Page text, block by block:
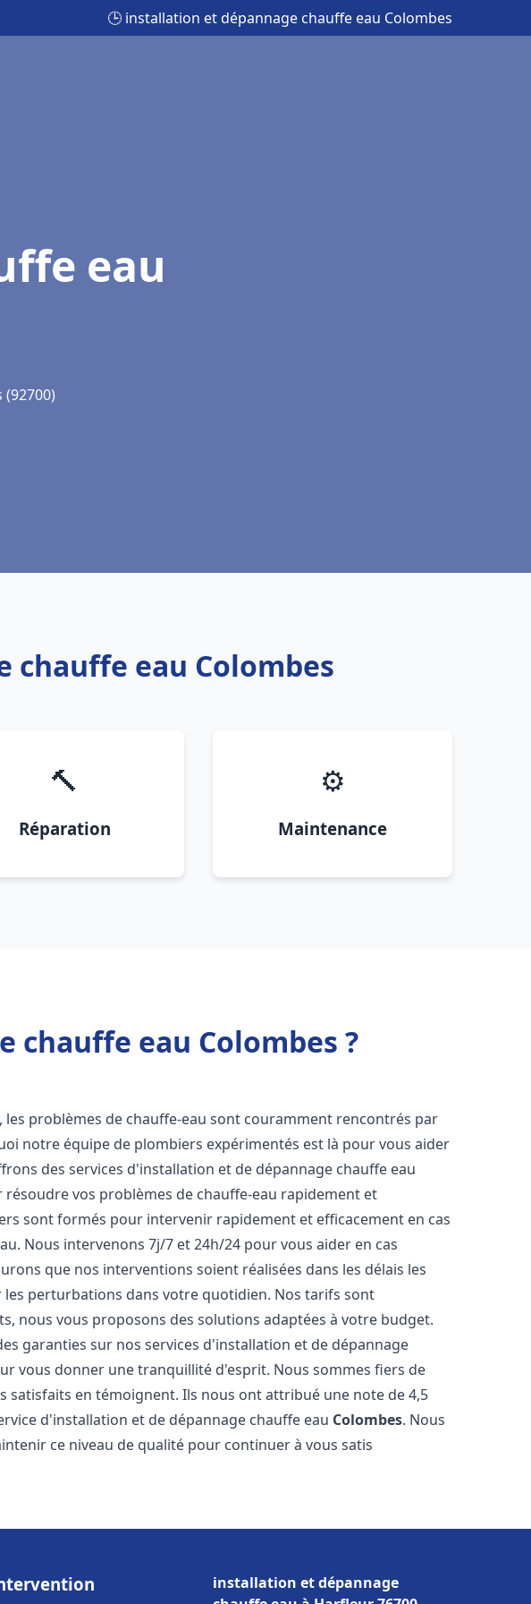
🕒 installation et dépannage chauffe eau Colombes
eau
chauffe eau Colombes
🔨
Réparation
⚙️
Maintenance
eau Colombes ?
, les problèmes de chauffe-eau sont couramment rencontrés par
notre équipe de plombiers expérimentés est là pour vous aider
des services d'installation et de dépannage chauffe eau
résoudre vos problèmes de chauffe-eau rapidement et
sont formés pour intervenir rapidement et efficacement en cas
Nous intervenons 7j/7 et 24h/24 pour vous aider en cas
que nos interventions soient réalisées dans les délais les
perturbations dans votre quotidien. Nos tarifs sont
nous vous proposons des solutions adaptées à votre budget.
garanties sur nos services d'installation et de dépannage
vous donner une tranquillité d'esprit. Nous sommes fiers de
satisfaits en témoignent. Ils nous ont attribué une note de 4,5
d'installation et de dépannage chauffe eau Colombes. Nous
ce niveau de qualité pour continuer à vous satis
installation et dépannage